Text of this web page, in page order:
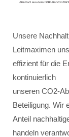
Unsere
Leitmaximen
effizient für die
kontinuierlich
unseren CO2-
Beteiligung. Wir
Anteil
handeln